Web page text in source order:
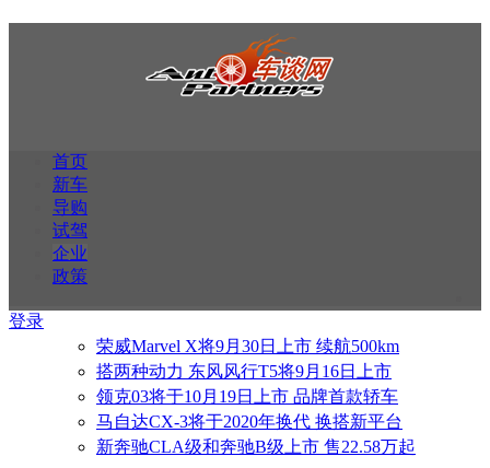
首页
新车
导购
试驾
企业
政策
登录
荣威Marvel X将9月30日上市 续航500km
搭两种动力 东风风行T5将9月16日上市
领克03将于10月19日上市 品牌首款轿车
马自达CX-3将于2020年换代 换搭新平台
新奔驰CLA级和奔驰B级上市 售22.58万起